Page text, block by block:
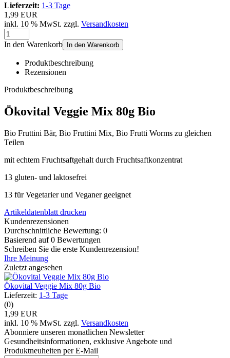
Lieferzeit: 1-3 Tage
1,99 EUR
inkl. 10 % MwSt. zzgl. Versandkosten
In den Warenkorb In den Warenkorb
Produktbeschreibung
Rezensionen
Produktbeschreibung
Ökovital Veggie Mix 80g Bio
Bio Fruttini Bär, Bio Fruttini Mix, Bio Frutti Worms zu gleichen
Teilen
mit echtem Fruchtsaftgehalt durch Fruchtsaftkonzentrat
13 gluten- und laktosefrei
13 für Vegetarier und Veganer geeignet
Artikeldatenblatt drucken
Kundenrezensionen
Durchschnittliche Bewertung: 0
Basierend auf 0 Bewertungen
Schreiben Sie die erste Kundenrezension!
Ihre Meinung
Zuletzt angesehen
Ökovital Veggie Mix 80g Bio
Lieferzeit: 1-3 Tage
(0)
1,99 EUR
inkl. 10 % MwSt. zzgl. Versandkosten
Abonniere unseren monatlichen Newsletter
Gesundheitsinformationen, exklusive Angebote und
Produktneuheiten per E-Mail